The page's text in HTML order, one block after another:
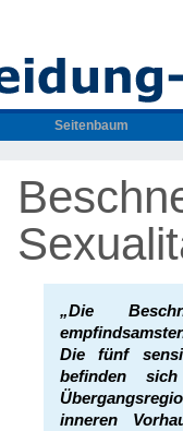
Seitenbaum
„Die
Die fünf
befinden
inneren